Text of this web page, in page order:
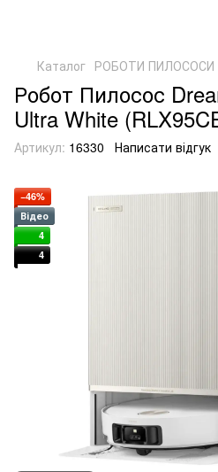
Каталог РОБОТИ ПИЛОСОСИ
Робот Пилосос
Ultra White
Артикул: 16330 Написати відгук
−46%
Відео
4
4